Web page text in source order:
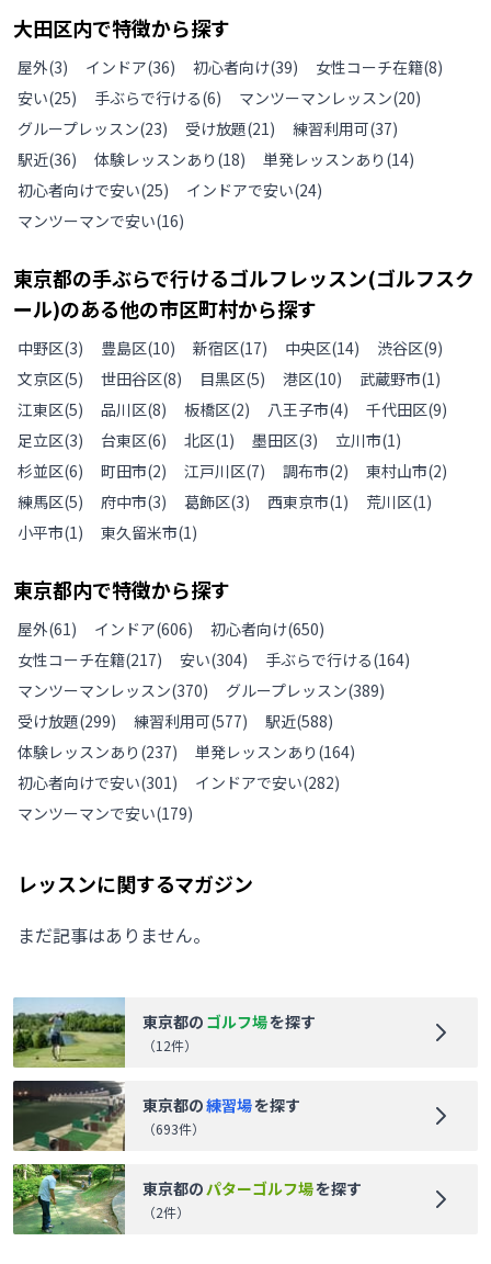
大田区内で特徴から探す
屋外(3) インドア(36) 初心者向け(39) 女性コーチ在籍(8)
安い(25) 手ぶらで行ける(6) マンツーマンレッスン(20)
グループレッスン(23) 受け放題(21) 練習利用可(37)
駅近(36) 体験レッスンあり (18) 単発レッスンあり (14)
初心者向けで安い(25) インドアで安い(24)
マンツーマンで安い(16)
東京都の手ぶらで行けるゴルフレッスン(ゴルフスク
ール)のある他の市区町村から探す
中野区(3) 豊島区(10) 新宿区(17) 中央区(14) 渋谷区(9)
文京区(5) 世田谷区(8) 目黒区(5) 港区(10) 武蔵野市(1)
江東区(5) 品川区(8) 板橋区(2) 八王子市(4) 千代田区(9)
足立区(3) 台東区(6) 北区(1) 墨田区(3) 立川市(1)
杉並区(6) 町田市(2) 江戸川区(7) 調布市(2) 東村山市(2)
練馬区(5) 府中市(3) 葛飾区(3) 西東京市(1) 荒川区(1)
小平市(1) 東久留米市(1)
東京都内で特徴から探す
屋外(61) インドア(606) 初心者向け(650)
女性コーチ在籍(217) 安い(304) 手ぶらで行ける(164)
マンツーマンレッスン(370) グループレッスン(389)
受け放題(299) 練習利用可(577) 駅近(588)
体験レッスンあり (237) 単発レッスンあり (164)
初心者向けで安い(301) インドアで安い(282)
マンツーマンで安い(179)
レッスンに関するマガジン
まだ記事はありません。
東京都の ゴルフ場を探す
（12件）
東京都の練習場を探す
（693件）
東京都のパターゴルフ場を探す
（2件）